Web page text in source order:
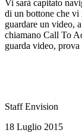
Vi sarà capitato
di un bottone che vi
guardare un video,
chiamano Call To
guarda video,
Staff Envision
18 Luglio 2015